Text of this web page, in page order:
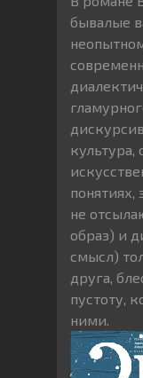
бывалые
культура,
понятиях,
не
образ) и
смысл)
друга,
пустоту,
ними.